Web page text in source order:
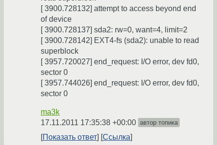
[ 3900.728132] attempt to access beyond end
of device
[ 3900.728137] sda2: rw=0, want=4, limit=2
[ 3900.728142] EXT4-fs (sda2): unable to read
superblock
[ 3957.720027] end_request: I/O error, dev fd0,
sector 0
[ 3957.744026] end_request: I/O error, dev fd0,
sector 0
ma3k
17.11.2011 17:35:38 +00:00 автор топика
Показать ответ Ссылка